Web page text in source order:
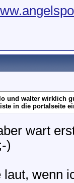
und walter wirklich
in die portalseite
wart
)
laut, wenn